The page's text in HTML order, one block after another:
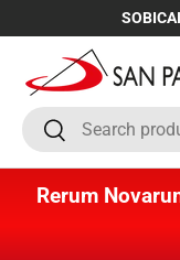
Skip to content
SearchSearch
Rerum